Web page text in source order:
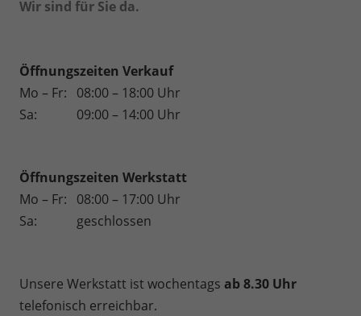
Wir sind für Sie da.
Öffnungszeiten Verkauf
Mo – Fr: 08:00 – 18:00 Uhr
Sa:
09:00 – 14:00 Uhr
Öffnungszeiten Werkstatt
Mo – Fr: 08:00 – 17:00 Uhr
Sa:
geschlossen
Unsere Werkstatt ist wochentags ab 8.30 Uhr
telefonisch erreichbar.